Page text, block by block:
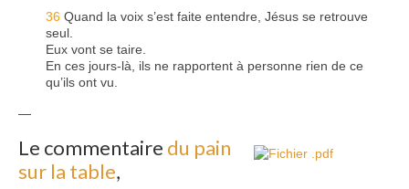
36 Quand la voix s’est faite entendre, Jésus se retrouve
seul.
Eux vont se taire.
En ces jours-là, ils ne rapportent à personne rien de ce
qu’ils ont vu.
—
Le commentaire du pain
sur la table,